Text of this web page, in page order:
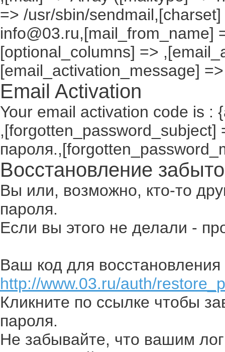
=> /usr/sbin/
info@03.ru,[mail_from_name]
[optional_columns] =>
[email_activation_message] =>
Email Activation
Your email activation code is :
,[forgotten_password_subject]
Восстановление
Вы или, возможно, кто-то
пароля.
Если вы этого не делали -
Ваш код для восстановления
http://www.03.ru/auth/
Кликните по ссылке чтобы
пароля.
Не забывайте, что вашим